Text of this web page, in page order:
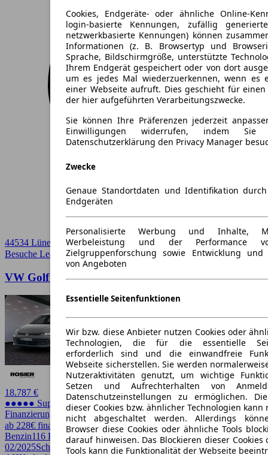
44534 Lünen
Besuche Leasingmarkt➚
VW Golf VIII Life 1,5 l TSI
18.787 €
●●●●● Super Preis
Finanzierung möglich
ab 228€ finanzieren ↗
Benzin116 PS (85 kW)5.039 kmEZ
02/2025Schaltgetriebe Limousine
Cookies, Endgeräte- oder ähnliche Online-
login-basierte Kennungen, zufällig
netzwerkbasierte Kennungen) können
Informationen (z. B. Browsertyp und
Sprache, Bildschirmgröße, unterstützte
Ihrem Endgerät gespeichert oder von dort
um es jedes Mal wiederzuerkennen, wenn es
einer Webseite aufruft. Dies geschieht für
der hier aufgeführten Verarbeitungszwecke.
Sie können Ihre Präferenzen jederzeit
Einwilligungen widerrufen, indem
Datenschutzerklärung den Privacy Manager
Zwecke
Genaue Standortdaten und Identifikation
Endgeräten
Personalisierte Werbung und Inhalte,
Werbeleistung und der Performance
Zielgruppenforschung sowie Entwicklung und
von Angeboten
Essentielle Seitenfunktionen
Wir bzw. diese Anbieter nutzen Cookies oder
Technologien, die für die essentielle
erforderlich sind und die einwandfreie
Webseite sicherstellen. Sie werden
Nutzeraktivitäten genutzt, um wichtige
Setzen und Aufrechterhalten von
Datenschutzeinstellungen zu ermöglichen.
dieser Cookies bzw. ähnlicher Technologien kann
nicht abgeschaltet werden. Allerdings
Browser diese Cookies oder ähnliche Tools
darauf hinweisen. Das Blockieren dieser
Tools kann die Funktionalität der Webseite